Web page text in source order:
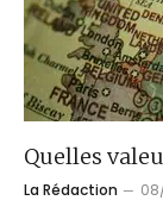
Quelles
La Rédaction